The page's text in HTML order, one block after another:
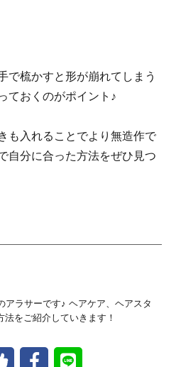
で梳かすと形が崩れてしまう
ておくのがポイント♪
も入れることでより無造作で
自分に合った方法をぜひ見つ
アラサーです♪ ヘアケア、ヘアスタ
をご紹介していきます！